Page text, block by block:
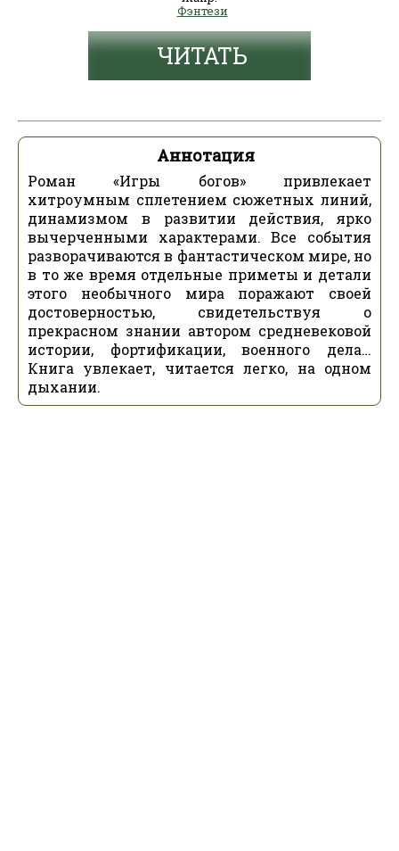
Фэнтези
ЧИТАТЬ
Аннотация
Роман «Игры богов» привлекает
хитроумным сплетением сюжетных линий,
динамизмом в развитии действия, ярко
вычерченными характерами. Все события
разворачиваются в фантастическом мире, но
в то же время отдельные приметы и детали
этого необычного мира поражают своей
достоверностью, свидетельствуя о
прекрасном знании автором средневековой
истории, фортификации, военного дела…
Книга увлекает, читается легко, на одном
дыхании.